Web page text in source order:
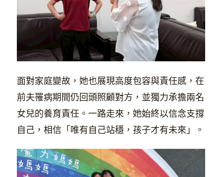
面對家庭變故，她也展現高度包容與責任感，在
前夫罹病期間仍回頭照顧對方，並獨力承擔兩名
女兒的養育責任。一路走來，她始終以信念支撐
自己，相信「唯有自己站穩，孩子才有未來」。